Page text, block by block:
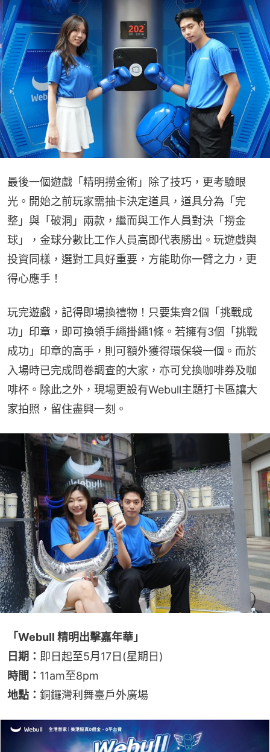
最後一個遊戲「精明撈金術」除了技巧，更考驗眼
光。開始之前玩家需抽卡決定道具，道具分為「完
整」與「破洞」兩款，繼而與工作人員對決「撈金
球」，金球分數比工作人員高即代表勝出。玩遊戲與
投資同樣，選對工具好重要，方能助你一臂之力，更
得心應手！
玩完遊戲，記得即場換禮物！只要集齊2個「挑戰成
功」印章，即可換領手繩掛繩1條。若擁有3個「挑戰
成功」印章的高手，則可額外獲得環保袋一個。而於
入場時已完成問卷調查的大家，亦可兌換咖啡券及咖
啡杯。除此之外，現場更設有Webull主題打卡區讓大
家拍照，留住盡興一刻。
「Webull 精明出擊嘉年華」
日期： 即日起至5月17日(星期日)
時間： 11am至8pm
地點： 銅鑼灣利舞臺戶外廣場